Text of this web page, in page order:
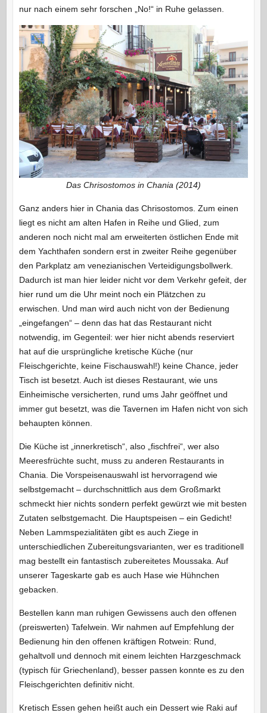
nur nach einem sehr forschen „No!“ in Ruhe gelassen.
Das Chrisostomos in Chania (2014)
Ganz anders hier in Chania das Chrisostomos. Zum einen
liegt es nicht am alten Hafen in Reihe und Glied, zum
anderen noch nicht mal am erweiterten östlichen Ende mit
dem Yachthafen sondern erst in zweiter Reihe gegenüber
den Parkplatz am venezianischen Verteidigungsbollwerk.
Dadurch ist man hier leider nicht vor dem Verkehr gefeit, der
hier rund um die Uhr meint noch ein Plätzchen zu
erwischen. Und man wird auch nicht von der Bedienung
„eingefangen“ – denn das hat das Restaurant nicht
notwendig, im Gegenteil: wer hier nicht abends reserviert
hat auf die ursprüngliche kretische Küche (nur
Fleischgerichte, keine Fischauswahl!) keine Chance, jeder
Tisch ist besetzt. Auch ist dieses Restaurant, wie uns
Einheimische versicherten, rund ums Jahr geöffnet und
immer gut besetzt, was die Tavernen im Hafen nicht von sich
behaupten können.
Die Küche ist „innerkretisch“, also „fischfrei“, wer also
Meeresfrüchte sucht, muss zu anderen Restaurants in
Chania. Die Vorspeisenauswahl ist hervorragend wie
selbstgemacht – durchschnittlich aus dem Großmarkt
schmeckt hier nichts sondern perfekt gewürzt wie mit besten
Zutaten selbstgemacht. Die Hauptspeisen – ein Gedicht!
Neben Lammspezialitäten gibt es auch Ziege in
unterschiedlichen Zubereitungsvarianten, wer es traditionell
mag bestellt ein fantastisch zubereitetes Moussaka. Auf
unserer Tageskarte gab es auch Hase wie Hühnchen
gebacken.
Bestellen kann man ruhigen Gewissens auch den offenen
(preiswerten) Tafelwein. Wir nahmen auf Empfehlung der
Bedienung hin den offenen kräftigen Rotwein: Rund,
gehaltvoll und dennoch mit einem leichten Harzgeschmack
(typisch für Griechenland), besser passen konnte es zu den
Fleischgerichten definitiv nicht.
Kretisch Essen gehen heißt auch ein Dessert wie Raki auf